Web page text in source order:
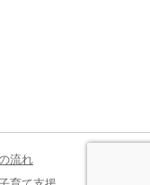
流れ